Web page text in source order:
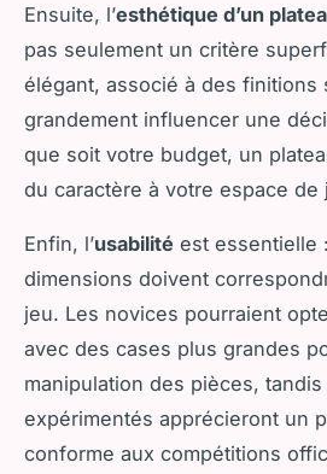
Ensuite, l’esthétique d’un
pas seulement un critère
élégant, associé à des finitions
grandement influencer une
que soit votre budget, un
du caractère à votre espace de
Enfin, l’usabilité est essentielle
dimensions doivent
jeu. Les novices pourraient
avec des cases plus grandes
manipulation des pièces,
expérimentés apprécieront un
conforme aux compétitions